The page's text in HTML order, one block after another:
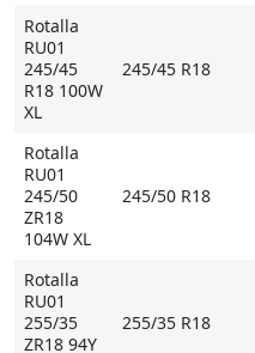
Rotalla
RU01
245/45
R18 100W
XL
245/45 R18
Rotalla
RU01
245/50
ZR18
104W XL
245/50 R18
Rotalla
RU01
255/35
ZR18 94Y
255/35 R18